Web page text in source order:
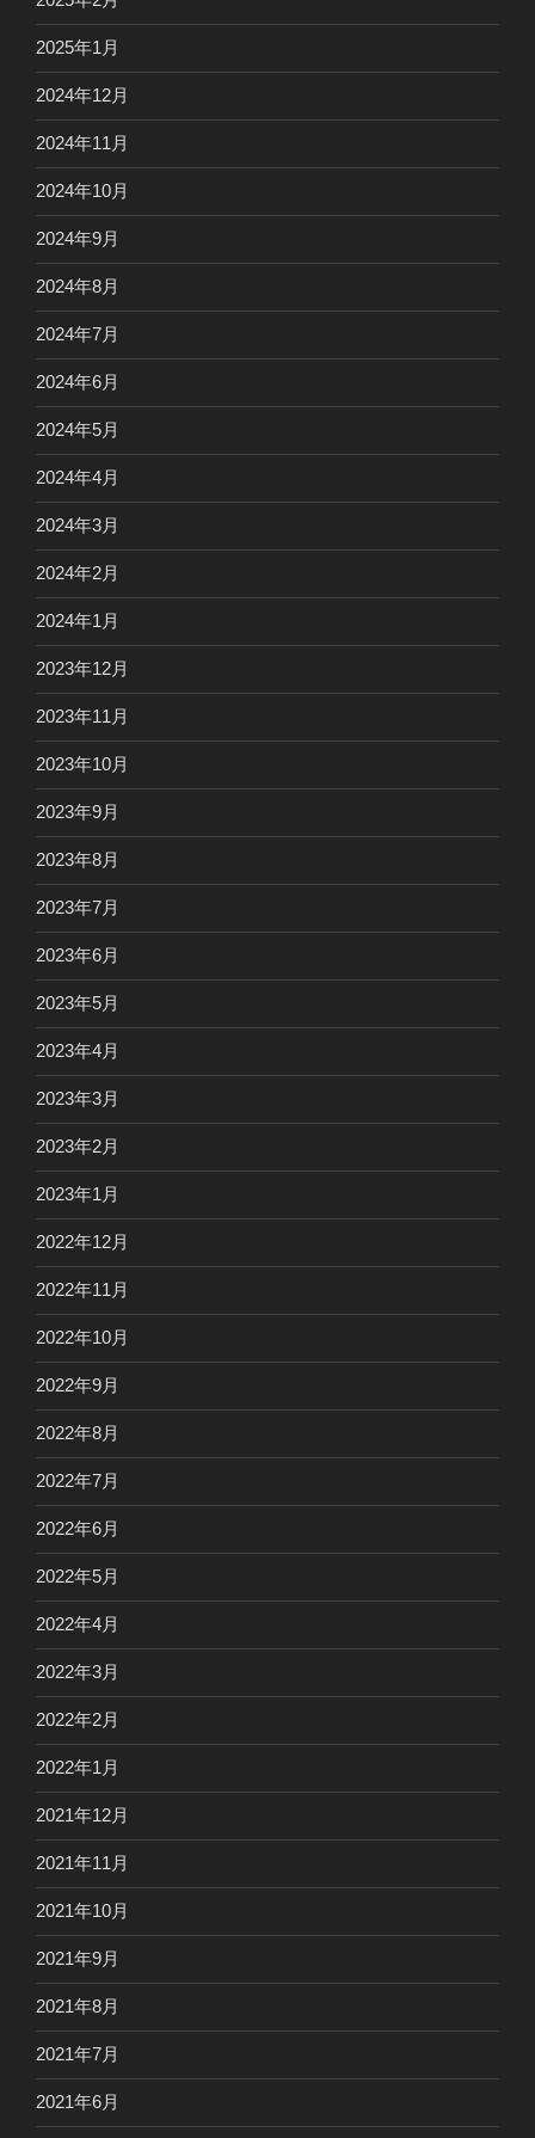
2025年1月
2024年12月
2024年11月
2024年10月
2024年9月
2024年8月
2024年7月
2024年6月
2024年5月
2024年4月
2024年3月
2024年2月
2024年1月
2023年12月
2023年11月
2023年10月
2023年9月
2023年8月
2023年7月
2023年6月
2023年5月
2023年4月
2023年3月
2023年2月
2023年1月
2022年12月
2022年11月
2022年10月
2022年9月
2022年8月
2022年7月
2022年6月
2022年5月
2022年4月
2022年3月
2022年2月
2022年1月
2021年12月
2021年11月
2021年10月
2021年9月
2021年8月
2021年7月
2021年6月